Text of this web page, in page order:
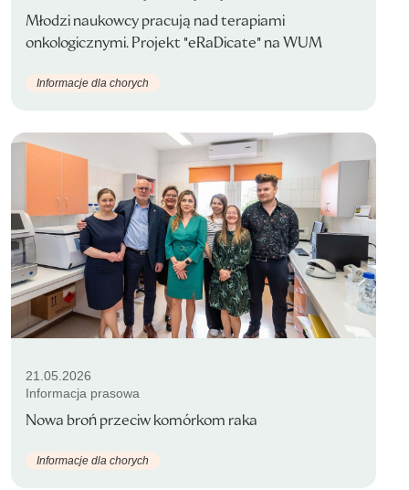
Młodzi naukowcy pracują nad terapiami
onkologicznymi. Projekt "eRaDicate" na WUM
Informacje dla chorych
21.05.2026
Informacja prasowa
Nowa broń przeciw komórkom raka
Informacje dla chorych